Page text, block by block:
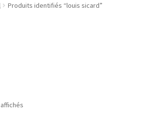
Produits identifiés “louis sicard”